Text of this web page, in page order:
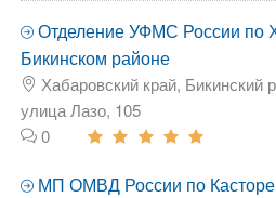
Отделение УФМС России по
Бикинском районе
Хабаровский край, Бикинский
улица Лазо, 105
0
МП ОМВД России по